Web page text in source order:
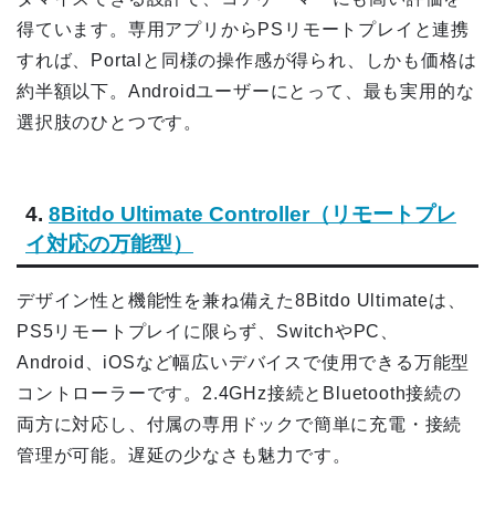
得ています。専用アプリからPSリモートプレイと連携
すれば、Portalと同様の操作感が得られ、しかも価格は
約半額以下。Androidユーザーにとって、最も実用的な
選択肢のひとつです。
4. 8Bitdo Ultimate Controller（リモートプレ
イ対応の万能型）
デザイン性と機能性を兼ね備えた8Bitdo Ultimateは、
PS5リモートプレイに限らず、SwitchやPC、
Android、iOSなど幅広いデバイスで使用できる万能型
コントローラーです。2.4GHz接続とBluetooth接続の
両方に対応し、付属の専用ドックで簡単に充電・接続
管理が可能。遅延の少なさも魅力です。